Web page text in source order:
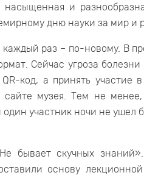
насыщенная и
дню науки за мир и
раз – по-новому. В
Сейчас угроза
код, а принять участие
сайте музея. Тем не
участник ночи не ушел
бывает скучных
основу